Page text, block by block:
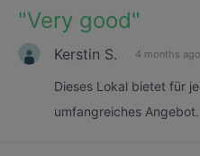
"Very good"
Kerstin S. 4 months ago
Dieses Lokal bietet für
umfangreiches